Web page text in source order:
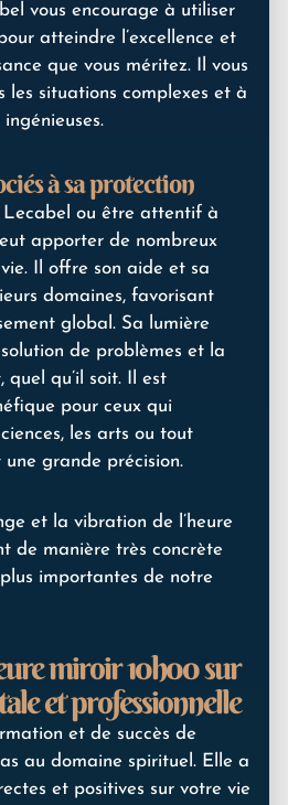
vous encourage à utiliser
atteindre l’excellence et
que vous méritez. Il vous
les situations complexes et à
à sa protection
Lecabel ou être attentif à
apporter de nombreux
Il offre son aide et sa
domaines, favorisant
global. Sa lumière
de problèmes et la
qu’il soit. Il est
pour ceux qui
les arts ou tout
grande précision.
et la vibration de l’heure
de manière très concrète
importantes de notre
miroir 10h00 sur
et professionnelle
et de succès de
au domaine spirituel. Elle a
et positives sur votre vie